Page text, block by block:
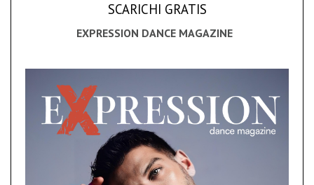
SCARICHI GRATIS
EXPRESSION DANCE MAGAZINE